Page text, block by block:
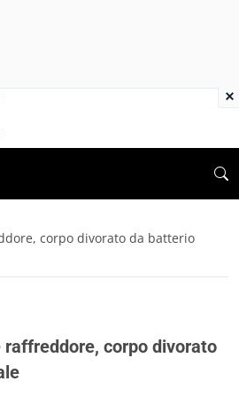
corpo divorato da batterio
raffreddore, corpo divorato
×